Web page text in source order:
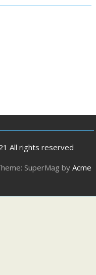
All rights reserved
SuperMag byAcme